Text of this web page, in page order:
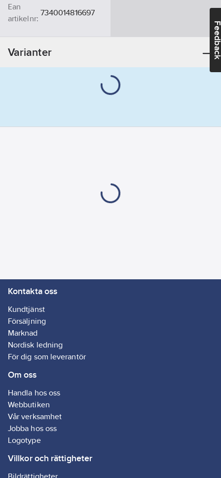
Ean
artikelnr:
7340014816697
Varianter
Kontakta oss
Kundtjänst
Försäljning
Marknad
Nordisk ledning
För dig som leverantör
Om oss
Handla hos oss
Webbutiken
Vår verksamhet
Jobba hos oss
Logotype
Villkor och rättigheter